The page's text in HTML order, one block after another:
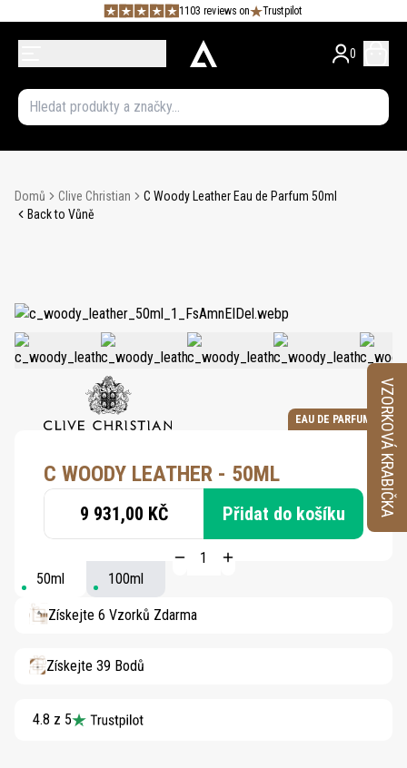
1103 reviews on Trustpilot
0
Domů Clive Christian
C Woody Leather Eau de Parfum 50ml
Back to Vůně
EAU DE PARFUM
C WOODY LEATHER - 50ML
9 931,00 KČ Přidat do košíku
50ml 100ml
Získejte 6 Vzorků Zdarma
Získejte 39 Bodů
4.8 z 5
VZORKOVÁ KRABIČKA